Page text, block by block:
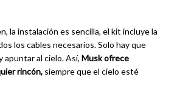
la instalación es sencilla, el kit incluye la
los cables necesarios. Solo hay que
apuntar al cielo. Así, Musk ofrece
rincón, siempre que el cielo esté